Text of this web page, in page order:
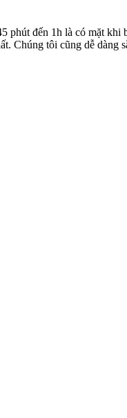
đến 1h là có mặt
Chúng tôi cũng dễ dàng